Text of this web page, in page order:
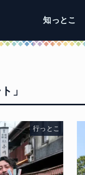
知っとこ
」
行っとこ